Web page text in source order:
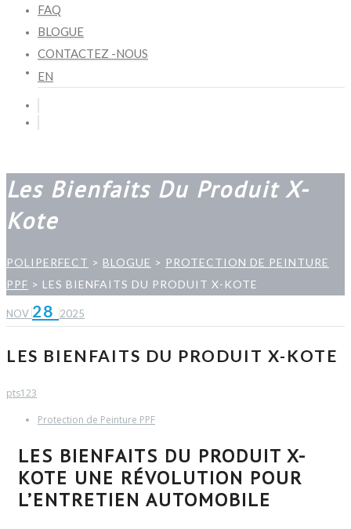
FAQ
BLOGUE
CONTACTEZ -NOUS
EN
Les Bienfaits Du Produit X-
Kote
POLIPERFECT > BLOGUE > PROTECTION DE PEINTURE
PPF > LES BIENFAITS DU PRODUIT X-KOTE
NOV 28 2025
LES BIENFAITS DU PRODUIT X-KOTE
pts123
Protection de Peinture PPF
LES BIENFAITS DU PRODUIT X-
KOTE UNE RÉVOLUTION POUR
L’ENTRETIEN AUTOMOBILE